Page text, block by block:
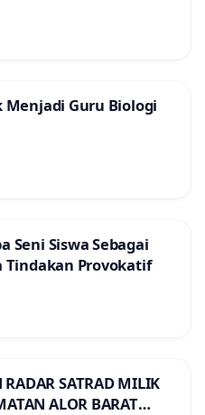
Guru Biologi
Seni Siswa Sebagai
Tindakan Provokatif
SATRAD MILIK
ALOR BARAT